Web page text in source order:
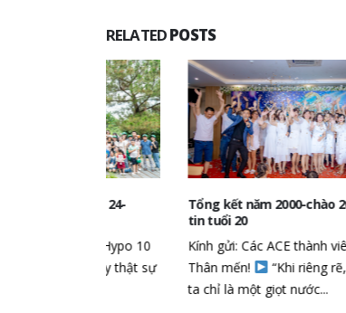
RELATEDPOSTS
Tổng kết năm 2000-chào 2021-Hypo tự
Kính gửi: Các ACE thành viên HYPO
Thân mến!
“Khi riêng rẽ, mỗi chúng
ta chỉ là một giọt nước...